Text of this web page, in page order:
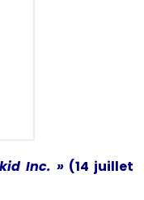
Inc. »(14 juillet